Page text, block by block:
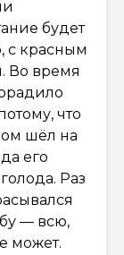
будет
с красным
Во время
что
шёл на
его
Раз
— всю,
может.